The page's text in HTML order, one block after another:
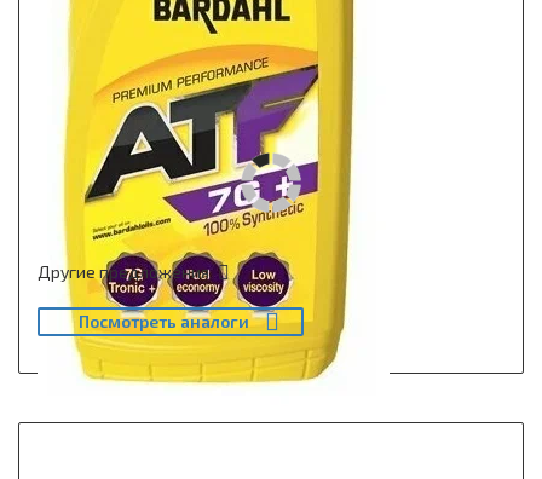
Другие предложения
Посмотреть аналоги